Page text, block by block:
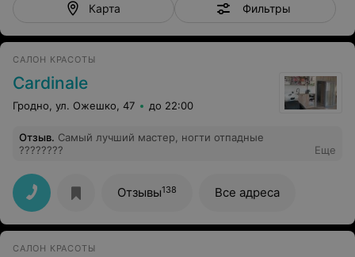
Карта Фильтры
САЛОН КРАСОТЫ
Cardinale
Гродно, ул. Ожешко, 47 до 22:00
Отзыв. Самый лучший мастер, ногти отпадные
????????
Еще
Отзывы138 Все адреса
САЛОН КРАСОТЫ